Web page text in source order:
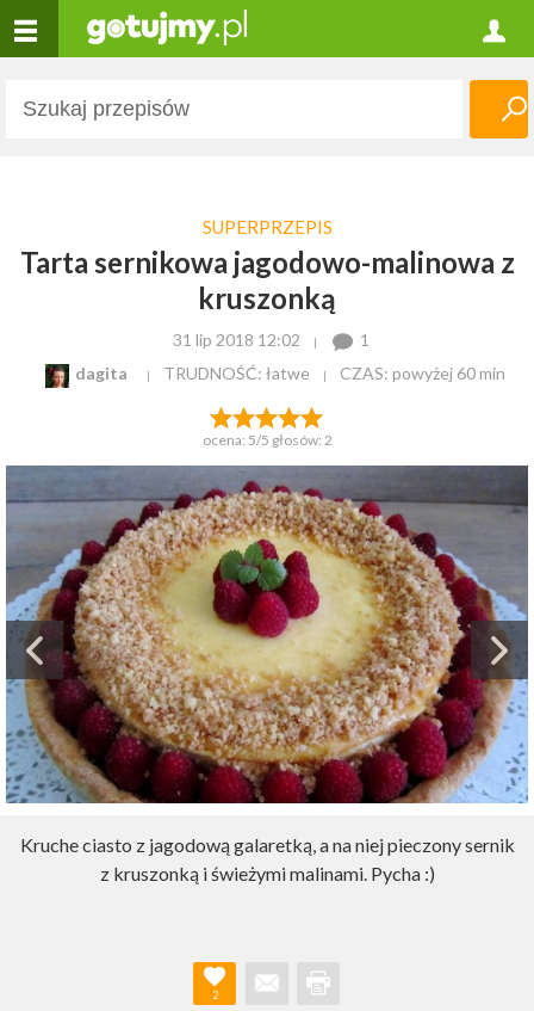
SUPERPRZEPIS
Tarta sernikowa jagodowo-malinowa z
kruszonką
31 lip 2018 12:02
1
dagita
TRUDNOŚĆ: łatwe CZAS: powyżej 60 min
ocena: 5/5 głosów: 2
Kruche ciasto z jagodową galaretką, a na niej pieczony sernik
z kruszonką i świeżymi malinami. Pycha :)
2